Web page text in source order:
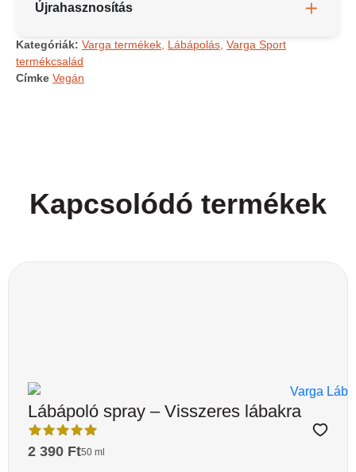
Újrahasznosítás
Kategóriák: Varga termékek Lábápolás Varga Sport
termékcsalád
Címke Vegán
Kapcsolódó termékek
Lábápoló spray – Visszeres lábakra
2 390 Ft50 ml